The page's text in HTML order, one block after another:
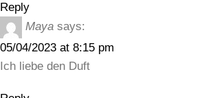
Reply
Maya says:
05/04/2023 at 8:15 pm
Ich liebe den Duft